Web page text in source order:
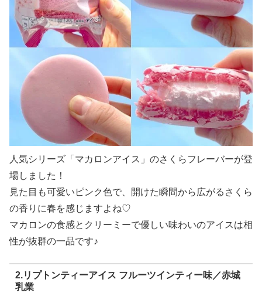
人気シリーズ「マカロンアイス」のさくらフレーバーが登
場しました！
見た目も可愛いピンク色で、開けた瞬間から広がるさくら
の香りに春を感じますよね♡
マカロンの食感とクリーミーで優しい味わいのアイスは相
性が抜群の一品です♪
2.リプトンティーアイス フルーツインティー味／赤城
乳業